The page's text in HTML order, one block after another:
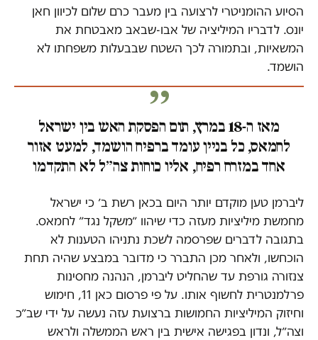
הסיוע ההומניטרי לרצועה בין מעבר כרם שלום לכיוון חאן
יונס. לדבריו המיליציה של אבו-שבאב מאבטחת את
המשאיות, ובתמורה לכך השטח שבבעלות משפחתו לא
הושמד.
מאז ה-18 במרץ, תום הפסקת האש בין ישראל
לחמאס, כל בניין עומד ברפיח הושמד, למעט אזור
אחד במזרח רפיח, אליו כוחות צה״ל לא התקדמו
ליברמן טען מוקדם יותר היום בכאן רשת ב׳ כי ישראל
מחמשת מיליציות מעזה כדי שיהוו ״משקל נגד״ לחמאס.
בתגובה לדברים שפרסמה לשכת נתניהו הטענות לא
הוכחשו, ולאחר מכן התברר כי מדובר במבצע שהיה תחת
צנזורה גורפת עד שהחליט ליברמן, הנהנה מחסינות
פרלמנטרית לחשוף אותו. על פי פרסום כאן 11, חימוש
וחיזוק המיליציות החמושות ברצועת עזה נעשה על ידי שב״כ
וצה״ל, ונדון בפגישה אישית בין ראש הממשלה ולראש